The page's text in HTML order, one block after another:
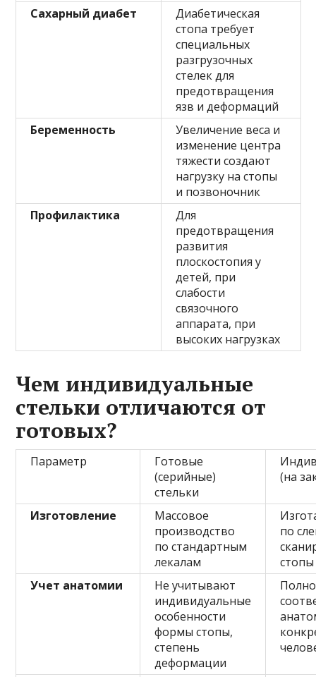
Сахарный диабет
Диабетическая
стопа требует
специальных
разгрузочных
стелек для
предотвращения
язв и деформаций
Беременность
Увеличение веса и
изменение центра
тяжести создают
нагрузку на стопы
и позвоночник
Профилактика
Для
предотвращения
развития
плоскостопия у
детей, при
слабости
связочного
аппарата, при
высоких нагрузках
Чем индивидуальные
стельки отличаются от
готовых?
Параметр
Готовые
(серийные)
стельки
(на
Изготовление
Массовое
производство
по стандартным
лекалам
по
Учет анатомии
Не учитывают
индивидуальные
особенности
формы стопы,
степень
деформации